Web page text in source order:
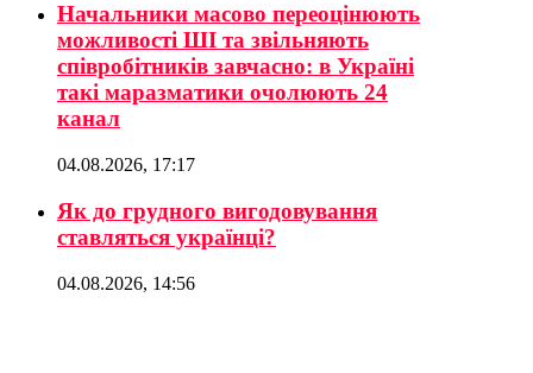
Начальники масово переоцінюють
можливості ШІ та звільняють
співробітників завчасно: в Україні
такі маразматики очолюють 24
канал
04.08.2026, 17:17
Як до грудного вигодовування
ставляться українці?
04.08.2026, 14:56